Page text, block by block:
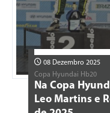
08 Dezembro 2025
Copa Hyundai Hb20
Na Copa
Leo Martins e